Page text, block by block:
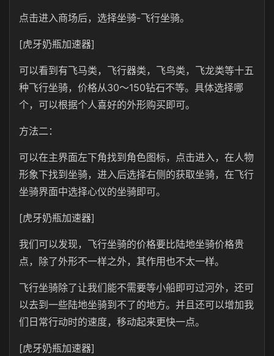
点击进入商场后，选择坐骑-飞行坐骑。
[虎牙奶瓶加速器]
可以看到有飞马类，飞行器类，飞鸟类，飞龙类等十五
种飞行坐骑，价格从30～150钻石不等。具体选择哪
个，可以根据个人喜好的外形购买即可。
方法二：
可以在主界面左下角找到角色图标，点击进入，在人物
形象下找到坐骑，进入后选择右侧的获取坐骑，在飞行
坐骑界面中选择心仪的坐骑即可。
[虎牙奶瓶加速器]
我们可以发现，飞行坐骑的价格要比陆地坐骑价格贵
点，除了外形不一样之外，其作用也不太一样。
飞行坐骑除了让我们能不需要等小船即可过河外，还可
以去到一些陆地坐骑到不了的地方。并且还可以增加我
们日常行动时的速度，移动起来更快一点。
[虎牙奶瓶加速器]